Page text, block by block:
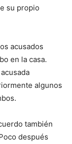
su propio
acusados
en la casa.
algunos
también
después